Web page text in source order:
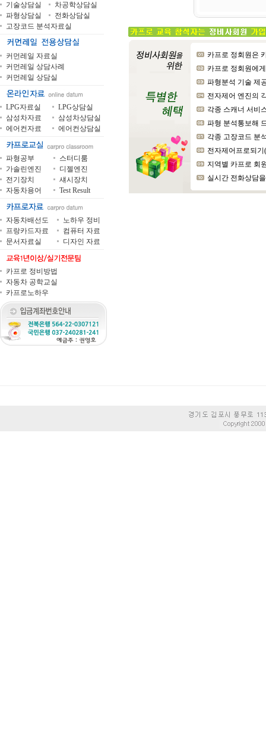
기술상담실
차공학상담실
파형상담실
전화상담실
고장코드 분석자료실
커먼레일 자료실
커먼레일 상담사례
커먼레일 상담실
LPG자료실
LPG상담실
삼성차자료
삼성차상담실
에어컨자료
에어컨상담실
파형공부
스터디룸
가솔린엔진
디젤엔진
전기장치
섀시장치
자동차용어
Test Result
자동차배선도
노하우 정비
프랑카드자료
컴퓨터 자료
문서자료실
디자인 자료
카프로 정비방법
자동차 공학교실
카프로노하우
카프로 정회원은
카프로 정회원에
파형분석 기술 제
전자제어 엔진의
각종 스캐너 서비
파형 분석통보해
각종 고장코드 분
전자제어프로되
지역별 카프로 회
실시간 전화상담